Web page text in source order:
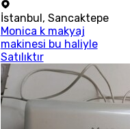
İstanbul , Sancaktepe
Monica k makyaj
makinesi bu haliyle
Satılıktır